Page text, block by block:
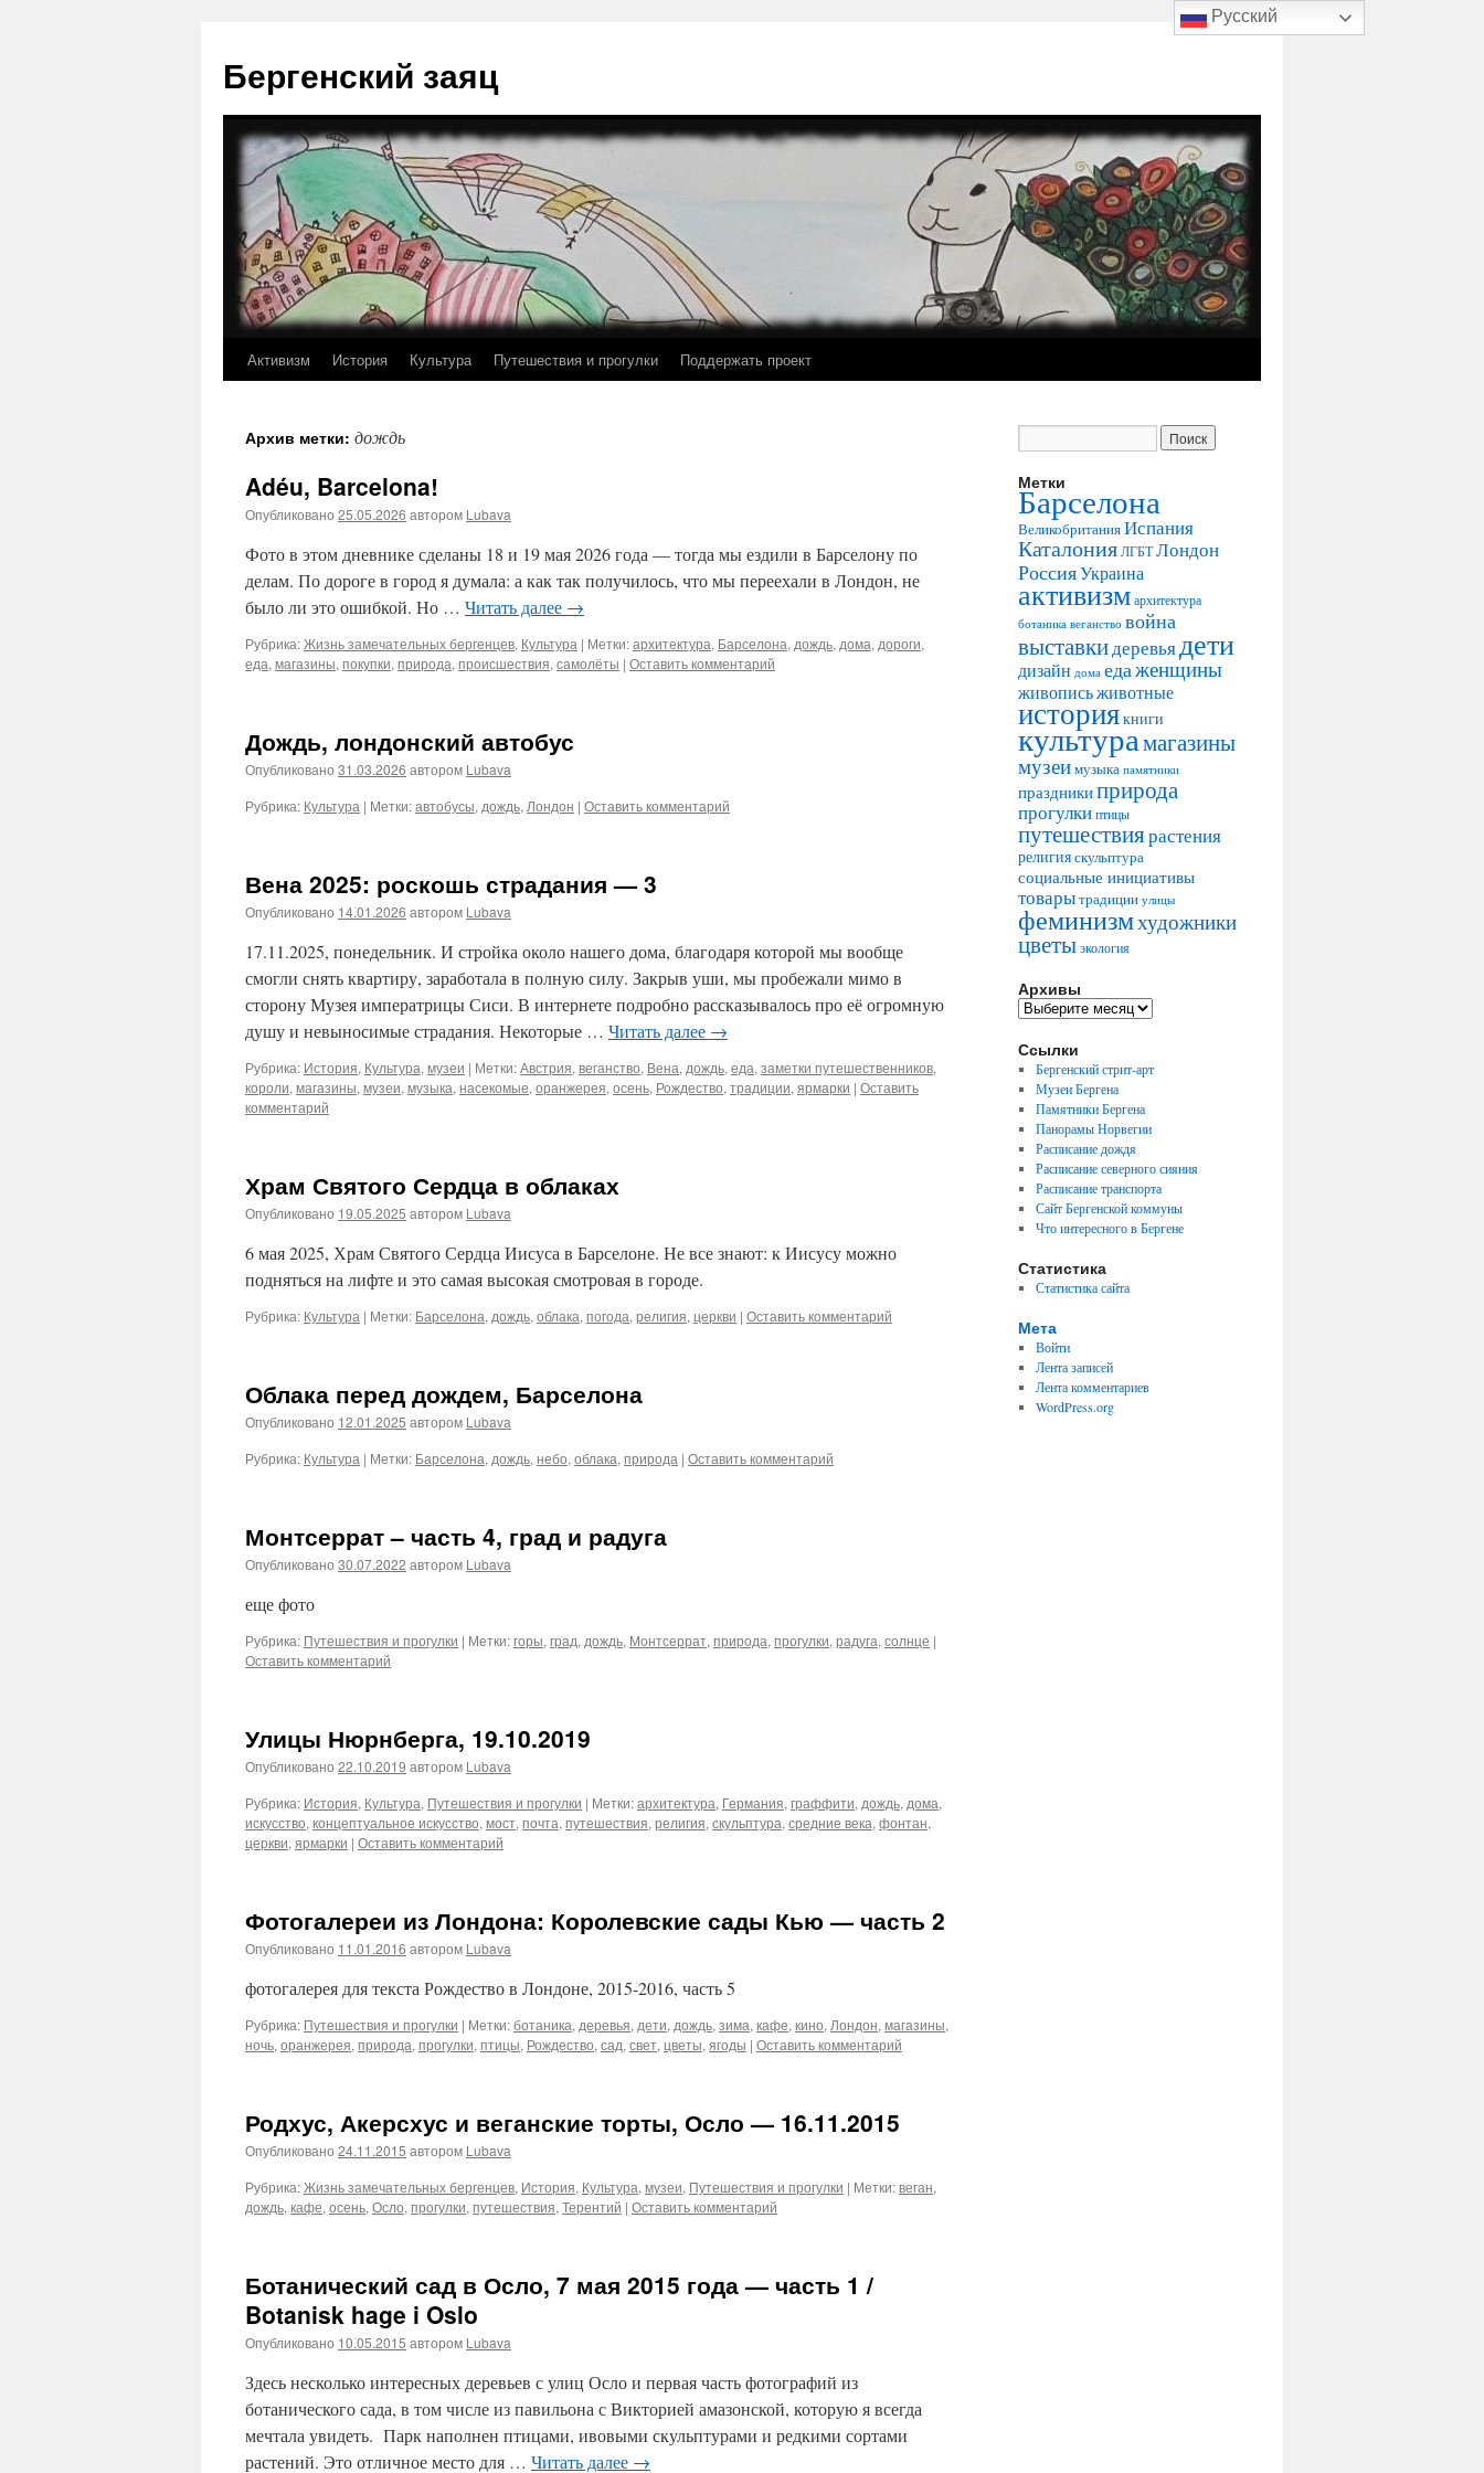
содержимому
Бергенский заяц
Активизм История Культура Путешествия и прогулки Поддержать проект
Архив метки: дождь
Adéu, Barcelona!
Опубликовано 25.05.2026 автором Lubava
Фото в этом дневнике сделаны 18 и 19 мая 2026 года — тогда мы ездили в Барселону по
делам. По дороге в город я думала: а как так получилось, что мы переехали в Лондон, не
было ли это ошибкой. Но … Читать далее →
Рубрика:Жизнь замечательных бергенцев, Культура | Метки:архитектура, Барселона, дождь, дома, дороги,
еда, магазины, покупки, природа, происшествия, самолёты | Оставить комментарий
Дождь, лондонский автобус
Опубликовано 31.03.2026 автором Lubava
Рубрика: Культура | Метки:автобусы, дождь, Лондон | Оставить комментарий
Вена 2025: роскошь страдания — 3
Опубликовано 14.01.2026 автором Lubava
17.11.2025, понедельник. И стройка около нашего дома, благодаря которой мы вообще
смогли снять квартиру, заработала в полную силу. Закрыв уши, мы пробежали мимо в
сторону Музея императрицы Сиси. В интернете подробно рассказывалось про её огромную
душу и невыносимые страдания. Некоторые … Читать далее →
Рубрика: История, Культура, музеи | Метки:Австрия, веганство, Вена, дождь, еда, заметки путешественников,
короли, магазины, музеи, музыка, насекомые, оранжерея, осень, Рождество, традиции, ярмарки | Оставить
комментарий
Храм Святого Сердца в облаках
Опубликовано 19.05.2025 автором Lubava
6 мая 2025, Храм Святого Сердца Иисуса в Барселоне. Не все знают: к Иисусу можно
подняться на лифте и это самая высокая смотровая в городе.
Рубрика: Культура | Метки: Барселона, дождь, облака, погода, религия, церкви | Оставить комментарий
Облака перед дождем, Барселона
Опубликовано 12.01.2025 автором Lubava
Рубрика: Культура | Метки: Барселона, дождь, небо, облака, природа | Оставить комментарий
Монтсеррат – часть 4, град и радуга
Опубликовано 30.07.2022 автором Lubava
еще фото
Рубрика: Путешествия и прогулки | Метки:горы, град, дождь, Монтсеррат, природа, прогулки, радуга, солнце |
Оставить комментарий
Улицы Нюрнберга, 19.10.2019
Опубликовано 22.10.2019 автором Lubava
Рубрика: История, Культура, Путешествия и прогулки | Метки:архитектура, Германия, граффити, дождь, дома,
искусство, концептуальное искусство, мост, почта, путешествия, религия, скульптура, средние века, фонтан,
церкви, ярмарки | Оставить комментарий
Фотогалереи из Лондона: Королевские сады Кью — часть 2
Опубликовано 11.01.2016 автором Lubava
фотогалерея для текста Рождество в Лондоне, 2015-2016, часть 5
Рубрика: Путешествия и прогулки | Метки:ботаника, деревья, дети, дождь, зима, кафе, кино, Лондон, магазины,
ночь, оранжерея, природа, прогулки, птицы, Рождество, сад, свет, цветы, ягоды | Оставить комментарий
Родхус, Акерсхус и веганские торты, Осло — 16.11.2015
Опубликовано 24.11.2015 автором Lubava
Рубрика:Жизнь замечательных бергенцев, История, Культура, музеи, Путешествия и прогулки | Метки:веган,
дождь, кафе, осень, Осло, прогулки, путешествия, Терентий | Оставить комментарий
Ботанический сад в Осло, 7 мая 2015 года — часть 1 /
Botanisk hage i Oslo
Опубликовано 10.05.2015 автором Lubava
Здесь несколько интересных деревьев с улиц Осло и первая часть фотографий из
ботанического сада, в том числе из павильона с Викторией амазонской, которую я всегда
мечтала увидеть. Парк наполнен птицами, ивовыми скульптурами и редкими сортами
растений. Это отличное место для … Читать далее →
Метки
Барселона
ВеликобританияИспания
Каталония ЛГБТ Лондон
РоссияУкраина
активизм архитектура
ботаника веганство война
выставкидеревьядети
дизайн дома едаженщины
живописьживотные
историякниги
культурамагазины
музеимузыка памятники
праздникиприрода
прогулкиптицы
путешествиярастения
религияскульптура
социальные инициативы
товарытрадиции улицы
феминизмхудожники
цветы экология
Архивы
Архивы
Ссылки
Бергенский стрит-арт
Музеи Бергена
Памятники Бергена
Панорамы Норвегии
Расписание дождя
Расписание северного сияния
Расписание транспорта
Сайт Бергенской коммуны
Что интересного в Бергене
Статистика
Статистика сайта
Мета
Войти
Лента записей
Лента комментариев
WordPress.org
Русский